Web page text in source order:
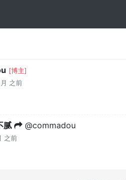
[博主]
之前
腻 @commadou
之前